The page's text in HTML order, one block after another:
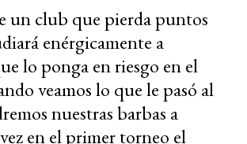
un club que pierda puntos
enérgicamente a
lo ponga en riesgo en el
veamos lo que le pasó al
nuestras barbas a
en el primer torneo el